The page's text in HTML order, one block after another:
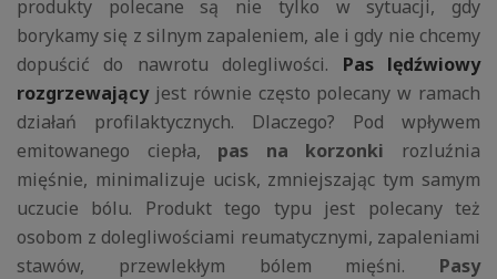
produkty polecane są nie tylko w sytuacji, gdy
borykamy się z silnym zapaleniem, ale i gdy nie chcemy
dopuścić do nawrotu dolegliwości. Pas lędźwiowy
rozgrzewający jest równie często polecany w ramach
działań profilaktycznych. Dlaczego? Pod wpływem
emitowanego ciepła, pas na korzonki rozluźnia
mięśnie, minimalizuje ucisk, zmniejszając tym samym
uczucie bólu. Produkt tego typu jest polecany też
osobom z dolegliwościami reumatycznymi, zapaleniami
stawów, przewlekłym bólem mięśni. Pasy